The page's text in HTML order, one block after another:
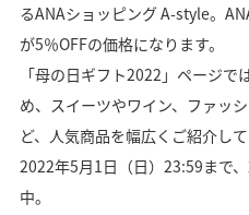
るANAショッピング A-style。
が5％OFFの価格になります。
「母の日ギフト2022」ページ
め、スイーツやワイン、ファッ
ど、人気商品を幅広くご紹介して
2022年5月1日（日）23:59まで
中。